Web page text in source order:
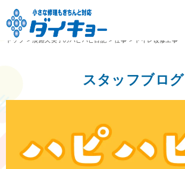
トップ
> 淡路久美子のハピハピ日記 > 仕事 > トイレ改修工事
スタッフブログ